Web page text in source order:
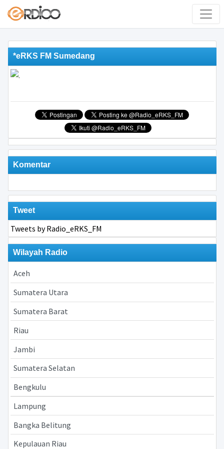
*eRKS FM Sumedang
Komentar
Tweet
Tweets by Radio_eRKS_FM
Wilayah Radio
Aceh
Sumatera Utara
Sumatera Barat
Riau
Jambi
Sumatera Selatan
Bengkulu
Lampung
Bangka Belitung
Kepulauan Riau